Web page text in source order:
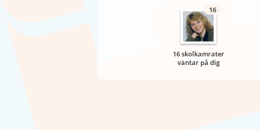
16
16 skolkamrater
väntar på dig